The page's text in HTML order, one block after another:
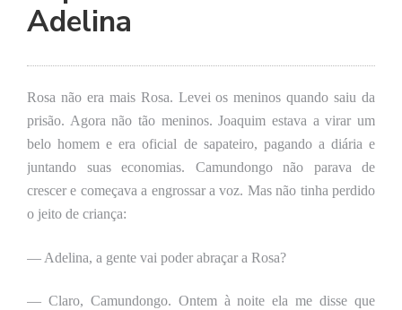
Adelina
Rosa não era mais Rosa. Levei os meninos quando saiu da
prisão. Agora não tão meninos. Joaquim estava a virar um
belo homem e era oficial de sapateiro, pagando a diária e
juntando suas economias. Camundongo não parava de
crescer e começava a engrossar a voz. Mas não tinha perdido
o jeito de criança:
— Adelina, a gente vai poder abraçar a Rosa?
— Claro, Camundongo. Ontem à noite ela me disse que